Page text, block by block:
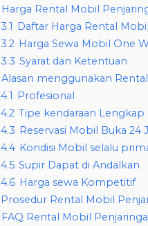
Harga Rental Mobil
3.1 Daftar Harga Rental
3.2 Harga Sewa Mobil One
3.3 Syarat dan Ketentuan
Alasan menggunakan
4.1 Profesional
4.2 Tipe kendaraan Lengkap
4.3 Reservasi Mobil Buka 24
4.4 Kondisi Mobil selalu
4.5 Supir Dapat di Andalkan
4.6 Harga sewa Kompetitif
Prosedur Rental Mobil
FAQ Rental Mobil